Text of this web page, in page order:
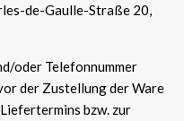
de-Gaulle-Straße 20,
oder Telefonnummer
der Zustellung der Ware
bzw. zur